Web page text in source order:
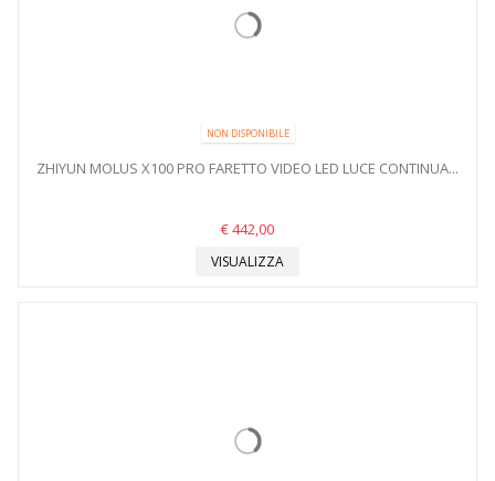
NON DISPONIBILE
ZHIYUN MOLUS X100 PRO FARETTO VIDEO LED LUCE CONTINUA...
€ 442,00
VISUALIZZA